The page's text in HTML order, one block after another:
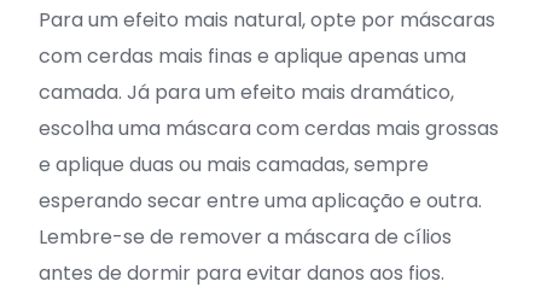
Para um efeito mais natural, opte por máscaras
com cerdas mais finas e aplique apenas uma
camada. Já para um efeito mais dramático,
escolha uma máscara com cerdas mais grossas
e aplique duas ou mais camadas, sempre
esperando secar entre uma aplicação e outra.
Lembre-se de remover a máscara de cílios
antes de dormir para evitar danos aos fios.